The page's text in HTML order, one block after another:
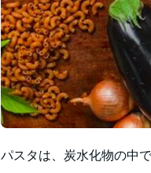
パスタは、炭水化物の中